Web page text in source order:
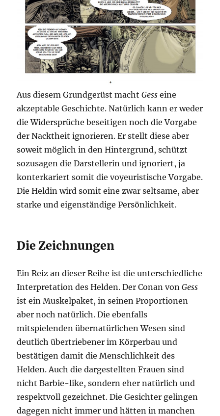
Aus diesem Grundgerüst machtGess eine
akzeptable Geschichte. Natürlich kann er weder
die Widersprüche beseitigen noch die Vorgabe
der Nacktheit ignorieren. Er stellt diese aber
soweit möglich in den Hintergrund, schützt
sozusagen die Darstellerin und ignoriert, ja
konterkariert somit die voyeuristische Vorgabe.
Die Heldin wird somit eine zwar seltsame, aber
starke und eigenständige Persönlichkeit.
Die Zeichnungen
Ein Reiz an dieser Reihe ist die unterschiedliche
Interpretation des Helden. Der Conan vonGess
ist ein Muskelpaket, in seinen Proportionen
aber noch natürlich. Die ebenfalls
mitspielenden übernatürlichen Wesen sind
deutlich übertriebener im Körperbau und
bestätigen damit die Menschlichkeit des
Helden. Auch die dargestellten Frauen sind
nicht Barbie-like, sondern eher natürlich und
respektvoll gezeichnet. Die Gesichter gelingen
dagegen nicht immer und hätten in manchen